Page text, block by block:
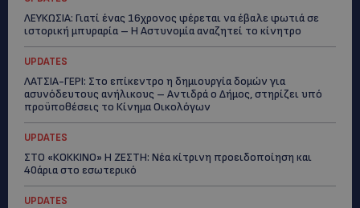
ΛΕΥΚΩΣΙΑ: Γιατί ένας 16χρονος φέρεται να έβαλε φωτιά σε
ιστορική μπυραρία – Η Αστυνομία αναζητεί το κίνητρο
UPDATES
ΛΑΤΣΙΑ-ΓΕΡΙ: Στο επίκεντρο η δημιουργία δομών για
ασυνόδευτους ανήλικους – Αντιδρά ο Δήμος, στηρίζει υπό
προϋποθέσεις το Κίνημα Οικολόγων
UPDATES
ΣΤΟ «ΚΟΚΚΙΝΟ» Η ΖΕΣΤΗ: Νέα κίτρινη προειδοποίηση και
40άρια στο εσωτερικό
UPDATES